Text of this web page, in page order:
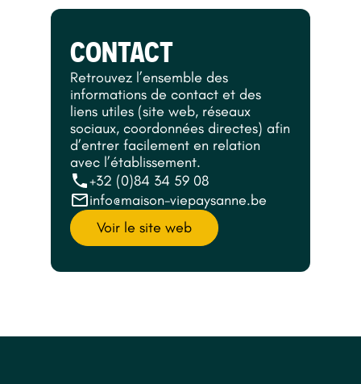
CONTACT
Retrouvez l’ensemble des
informations de contact et des
liens utiles (site web, réseaux
sociaux, coordonnées directes) afin
d’entrer facilement en relation
avec l’établissement.
+32 (0)84 34 59 08
info@maison-viepaysanne.be
Voir le site web